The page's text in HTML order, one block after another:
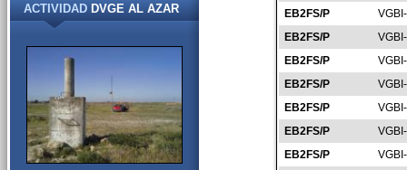
EB2FS/P
EB2FS/P
EB2FS/P
EB2FS/P
EB2FS/P
EB2FS/P
EB2FS/P
ACTIVIDADDVGE AL AZAR